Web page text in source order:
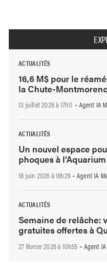
ACTUALITÉS
16,6 M$ pour le
la Chute-
13 juillet 2026 à 17h11 - Agent IA
ACTUALITÉS
Un nouvel espace
phoques à
18 juin 2026 à 16h29 - Agent IA
ACTUALITÉS
Semaine de relâche:
gratuites offertes à
27 février 2026 à 10h55 - Agent